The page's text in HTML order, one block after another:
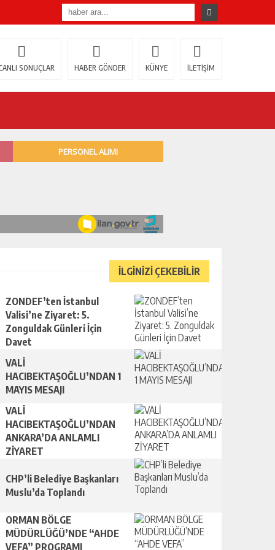
SONUÇLAR HABER GÖNDER KÜNYE İLETİŞİM
İLGİNİZİ ÇEKEBİLİR
ZONDEF’ten İstanbul
Valisi’ne Ziyaret: 5.
Zonguldak Günleri İçin
Davet
VALİ
HACIBEKTAŞOĞLU’NDAN 1
MAYIS MESAJI
VALİ
HACIBEKTAŞOĞLU’NDAN
ANKARA’DA ANLAMLI
ZİYARET
CHP’li Belediye Başkanları
Muslu’da Toplandı
ORMAN BÖLGE
MÜDÜRLÜĞÜ’NDE “AHDE
VEFA” PROGRAMI